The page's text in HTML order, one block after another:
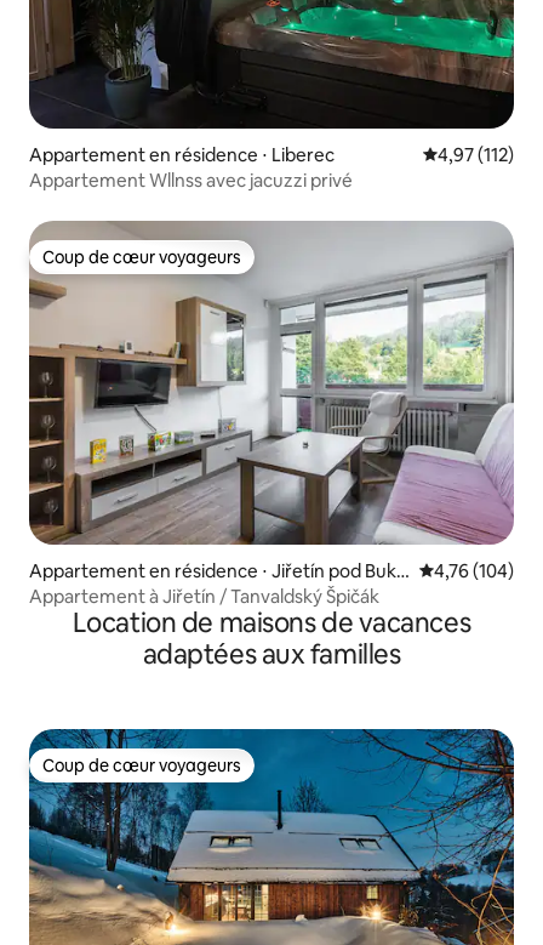
Appartement en résidence ⋅ Liberec Évaluation
4,97 (112)
Appartement Wllnss avec jacuzzi privé
Coup de cœur voyageurs
Coup de cœur voyageurs
Appartement en résidence ⋅ Jiřetín pod Buko
vou
Évaluation
4,76 (104)
Appartement à Jiřetín / Tanvaldský Špičák
Location de maisons de vacances
adaptées aux familles
Coup de cœur voyageurs
Coup de cœur voyageurs